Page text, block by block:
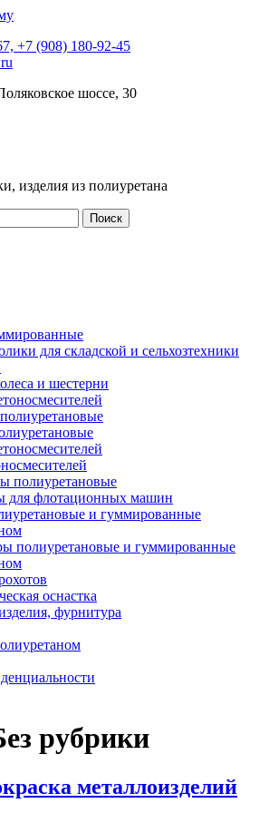
+7 (908) 180-92-45
шоссе, 30
изделия из полиуретана
для складской и сельхозтехники
и шестерни
полиуретановые
для флотационных машин
и гуммированные
полиуретановые и гуммированные
оснастка
фурнитура
рубрики
металлоизделий